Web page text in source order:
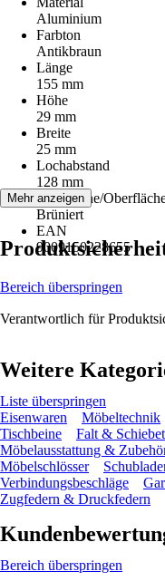
Aluminium
Farbton
Antikbraun
Länge
155 mm
Höhe
29 mm
Breite
25 mm
Lochabstand
128 mm
Oberfläche/
Brüniert
EAN
9009150228655
Mehr anzeigen
Bereich überspringen
Verantwortlich für
Weitere
Liste überspringen
Eisenwaren
Möbeltechnik
Tischbeine
Falt &
Möbelausstattung &
Möbelschlösser
Verbindungsbeschläge
Zugfedern & Druckfedern
Bereich überspringen